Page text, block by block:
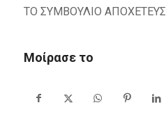
ΤΟ ΣΥΜΒΟΥΛΙΟ
Μοίρασε το